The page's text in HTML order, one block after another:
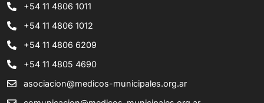
+54 11 4806 1011
+54 11 4806 1012
+54 11 4806 6209
+54 11 4805 4690
asociacion@medicos-municipales.org.ar